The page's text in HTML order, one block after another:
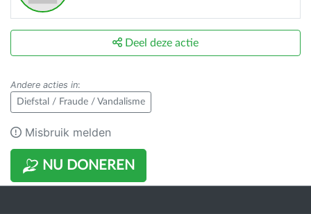
NU DONEREN
Deel deze actie
Andere acties in:
Diefstal / Fraude / Vandalisme
Misbruik melden